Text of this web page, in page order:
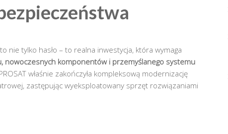
nie tylko hasło – to realna inwestycja, która wymaga
nowoczesnych komponentów i przemyślanego systemu
właśnie zakończyła kompleksową modernizację
zastępując wyeksploatowany sprzęt rozwiązaniami